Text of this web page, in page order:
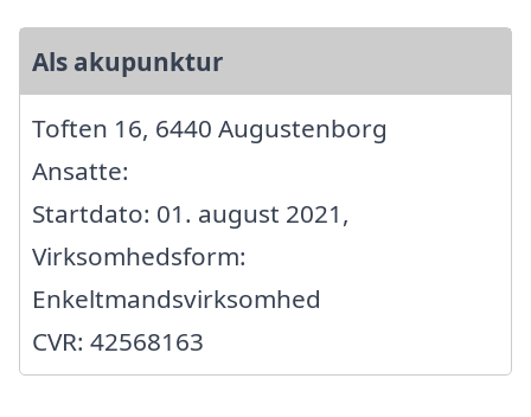
Als akupunktur
Toften 16, 6440 Augustenborg
Ansatte:
Startdato: 01. august 2021,
Virksomhedsform:
Enkeltmandsvirksomhed
CVR: 42568163